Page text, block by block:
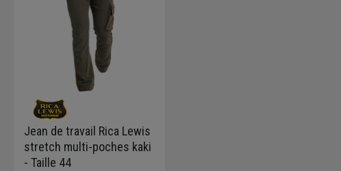
Jean de travail Rica Lewis
stretch multi-poches kaki
- Taille 44